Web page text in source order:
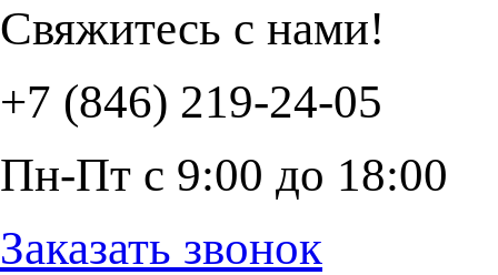
Свяжитесь с нами!
+7 (846) 219-24-05
Пн-Пт с 9:00 до 18:00
Заказать звонок